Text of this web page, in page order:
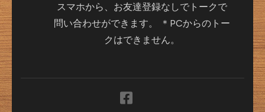
スマホから、お友達登録なしでトークで
問い合わせができます。 ＊PCからのトー
クはできません。